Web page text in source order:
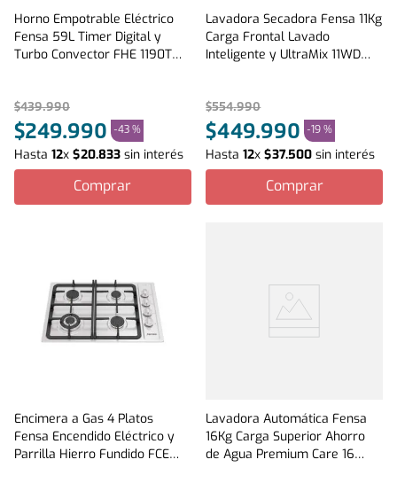
Horno Empotrable Eléctrico
Fensa 59L Timer Digital y
Turbo Convector FHE 1190T
$439.990
$249.990 -43 %
Hasta 12x $20.833 sin interés
Comprar
Lavadora Secadora Fensa 11Kg
Carga Frontal Lavado
Inteligente y UltraMix 11WD
$554.990
$449.990 -19 %
Hasta12x$37.500 sin interés
Comprar
Encimera a Gas 4 Platos
Fensa Encendido Eléctrico y
Parrilla Hierro Fundido FCE
Lavadora Automática Fensa
16Kg Carga Superior Ahorro
de Agua Premium Care 16